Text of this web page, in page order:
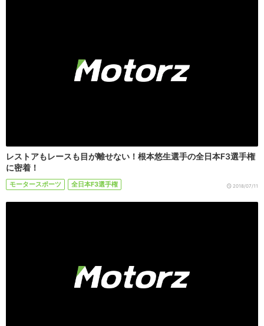
レストアもレースも目が離せない！根本悠生選手の全日本F3選手権
に密着！
モータースポーツ 全日本F3選手権 2018/07/11